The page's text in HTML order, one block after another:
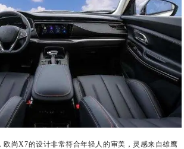
欧尚X7的设计非常符合年轻人的审美，灵感来自雄鹰